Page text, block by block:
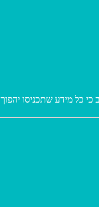
מידע שתכניסו יהפוך